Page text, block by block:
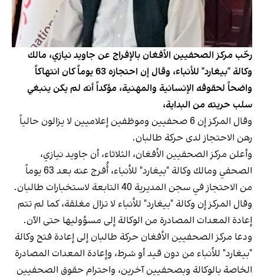
رحّب مركز الصحفيين الأفغان بالإفراج عن جاويد نيازي، مالك
وكالة "بيغارد" للأنباء، وقال إن احتجازه 63 يوماً كان انتهاكاً
واضحاً لحقوقه الإنسانية والمهنية، مؤكداً أنه لم يكن ينبغي
سلب حريته من البداية،
وقال المركز إن 6 صحفيين وموظفين إعلاميين لا يزالون حالياً
رهن الاحتجاز لدى حركة طالبان.
وأعلن مركز الصحفيين الأفغان، الثلاثاء، أن جاويد نيازي،
الصحفي ومالك وكالة "بيغارد" للأنباء، أُفرج عنه بعد 63 يوماً
من الاحتجاز في سجن المديرية 40 التابعة لاستخبارات طالبان.
وقال المركز إن وكالة "بيغارد" للأنباء لا تزال مغلقة، كما لم تتم
إعادة المعدات المصادرة من الوكالة إلى مسؤوليها حتى الآن.
ودعا مركز الصحفيين الأفغان حركة طالبان إلى إعادة فتح وكالة
"بيغارد" للأنباء من دون قيد أو شرط، وإعادة المعدات المصادرة
الخاصة بالوكالة وبصحفيين آخرين، واحترام حقوق الصحفيين